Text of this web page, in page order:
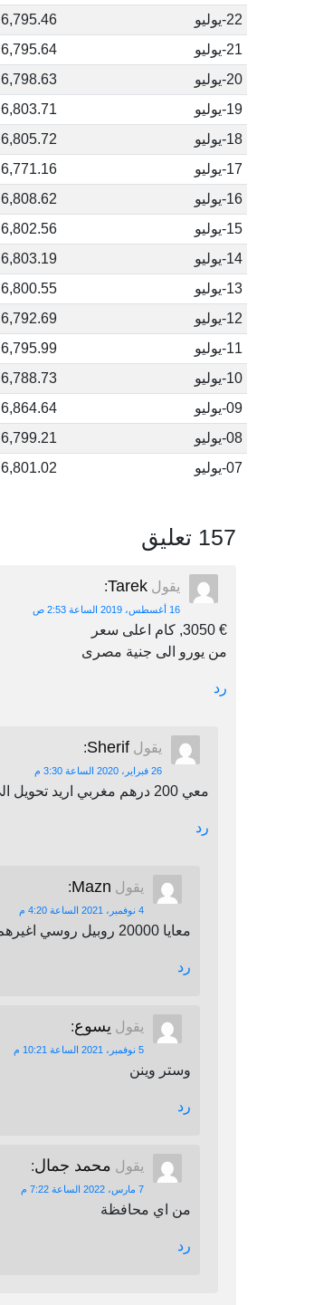
22-يوليو
6,795.46 ريال سعودي
21-يوليو
6,795.64 ريال سعودي
20-يوليو
6,798.63 ريال سعودي
19-يوليو
6,803.71 ريال سعودي
18-يوليو
6,805.72 ريال سعودي
17-يوليو
6,771.16 ريال سعودي
16-يوليو
6,808.62 ريال سعودي
15-يوليو
6,802.56 ريال سعودي
14-يوليو
6,803.19 ريال سعودي
13-يوليو
6,800.55 ريال سعودي
12-يوليو
6,792.69 ريال سعودي
11-يوليو
6,795.99 ريال سعودي
10-يوليو
6,788.73 ريال سعودي
09-يوليو
6,864.64 ريال سعودي
08-يوليو
6,799.21 ريال سعودي
07-يوليو
6,801.02 ريال سعودي
157 تعليق
يقول Tarek
:
16 أغسطس، 2019 الساعة 2:53 ص
€ 3050, كام اعلى سعر
من يورو الى جنية مصرى
رد
يقول Sherif
:
26 فبراير، 2020 الساعة 3:30 م
معي 200 درهم مغربي اريد تحويل الي جنية مصري اين يمكنني أن احول
رد
يقول Mazn
:
4 نوفمبر، 2021 الساعة 4:20 م
معايا 20000 روبيل روسي اغيرهم فين في القاهرة
رد
يقول يسوع:
5 نوفمبر، 2021 الساعة 10:21 م
وستر وينن
رد
يقول محمد جمال:
7 مارس، 2022 الساعة 7:22 م
من اي محافظة
رد